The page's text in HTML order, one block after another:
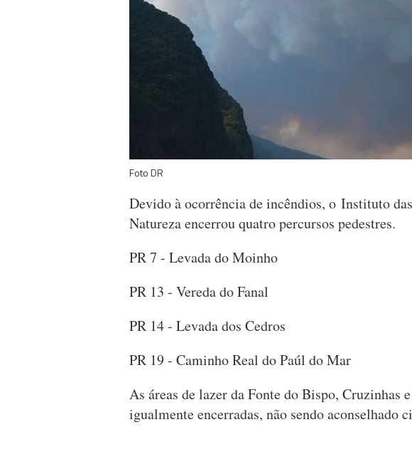
Foto DR
Devido à ocorrência de incêndios, o Instituto
Natureza encerrou quatro percursos pedestres.
PR 7 - Levada do Moinho
PR 13 - Vereda do Fanal
PR 14 - Levada dos Cedros
PR 19 - Caminho Real do Paúl do Mar
As áreas de lazer da Fonte do Bispo, Cruzinhas
igualmente encerradas, não sendo aconselhado